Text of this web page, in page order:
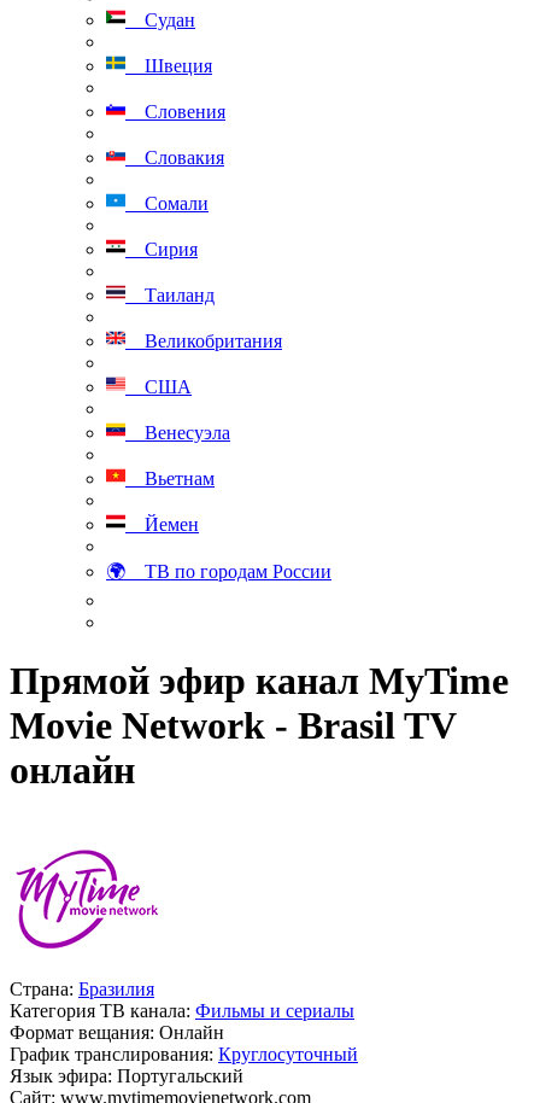
Судан
Швеция
Словения
Словакия
Сомали
Сирия
Таиланд
Великобритания
США
Венесуэла
Вьетнам
Йемен
🌍 ТВ по городам России
Прямой эфир канал MyTime
Movie Network - Brasil TV
онлайн
Страна: Бразилия
Категория ТВ канала: Фильмы и сериалы
Формат вещания: Онлайн
График транслирования: Круглосуточный
Язык эфира: Португальский
Сайт: www.mytimemovienetwork.com